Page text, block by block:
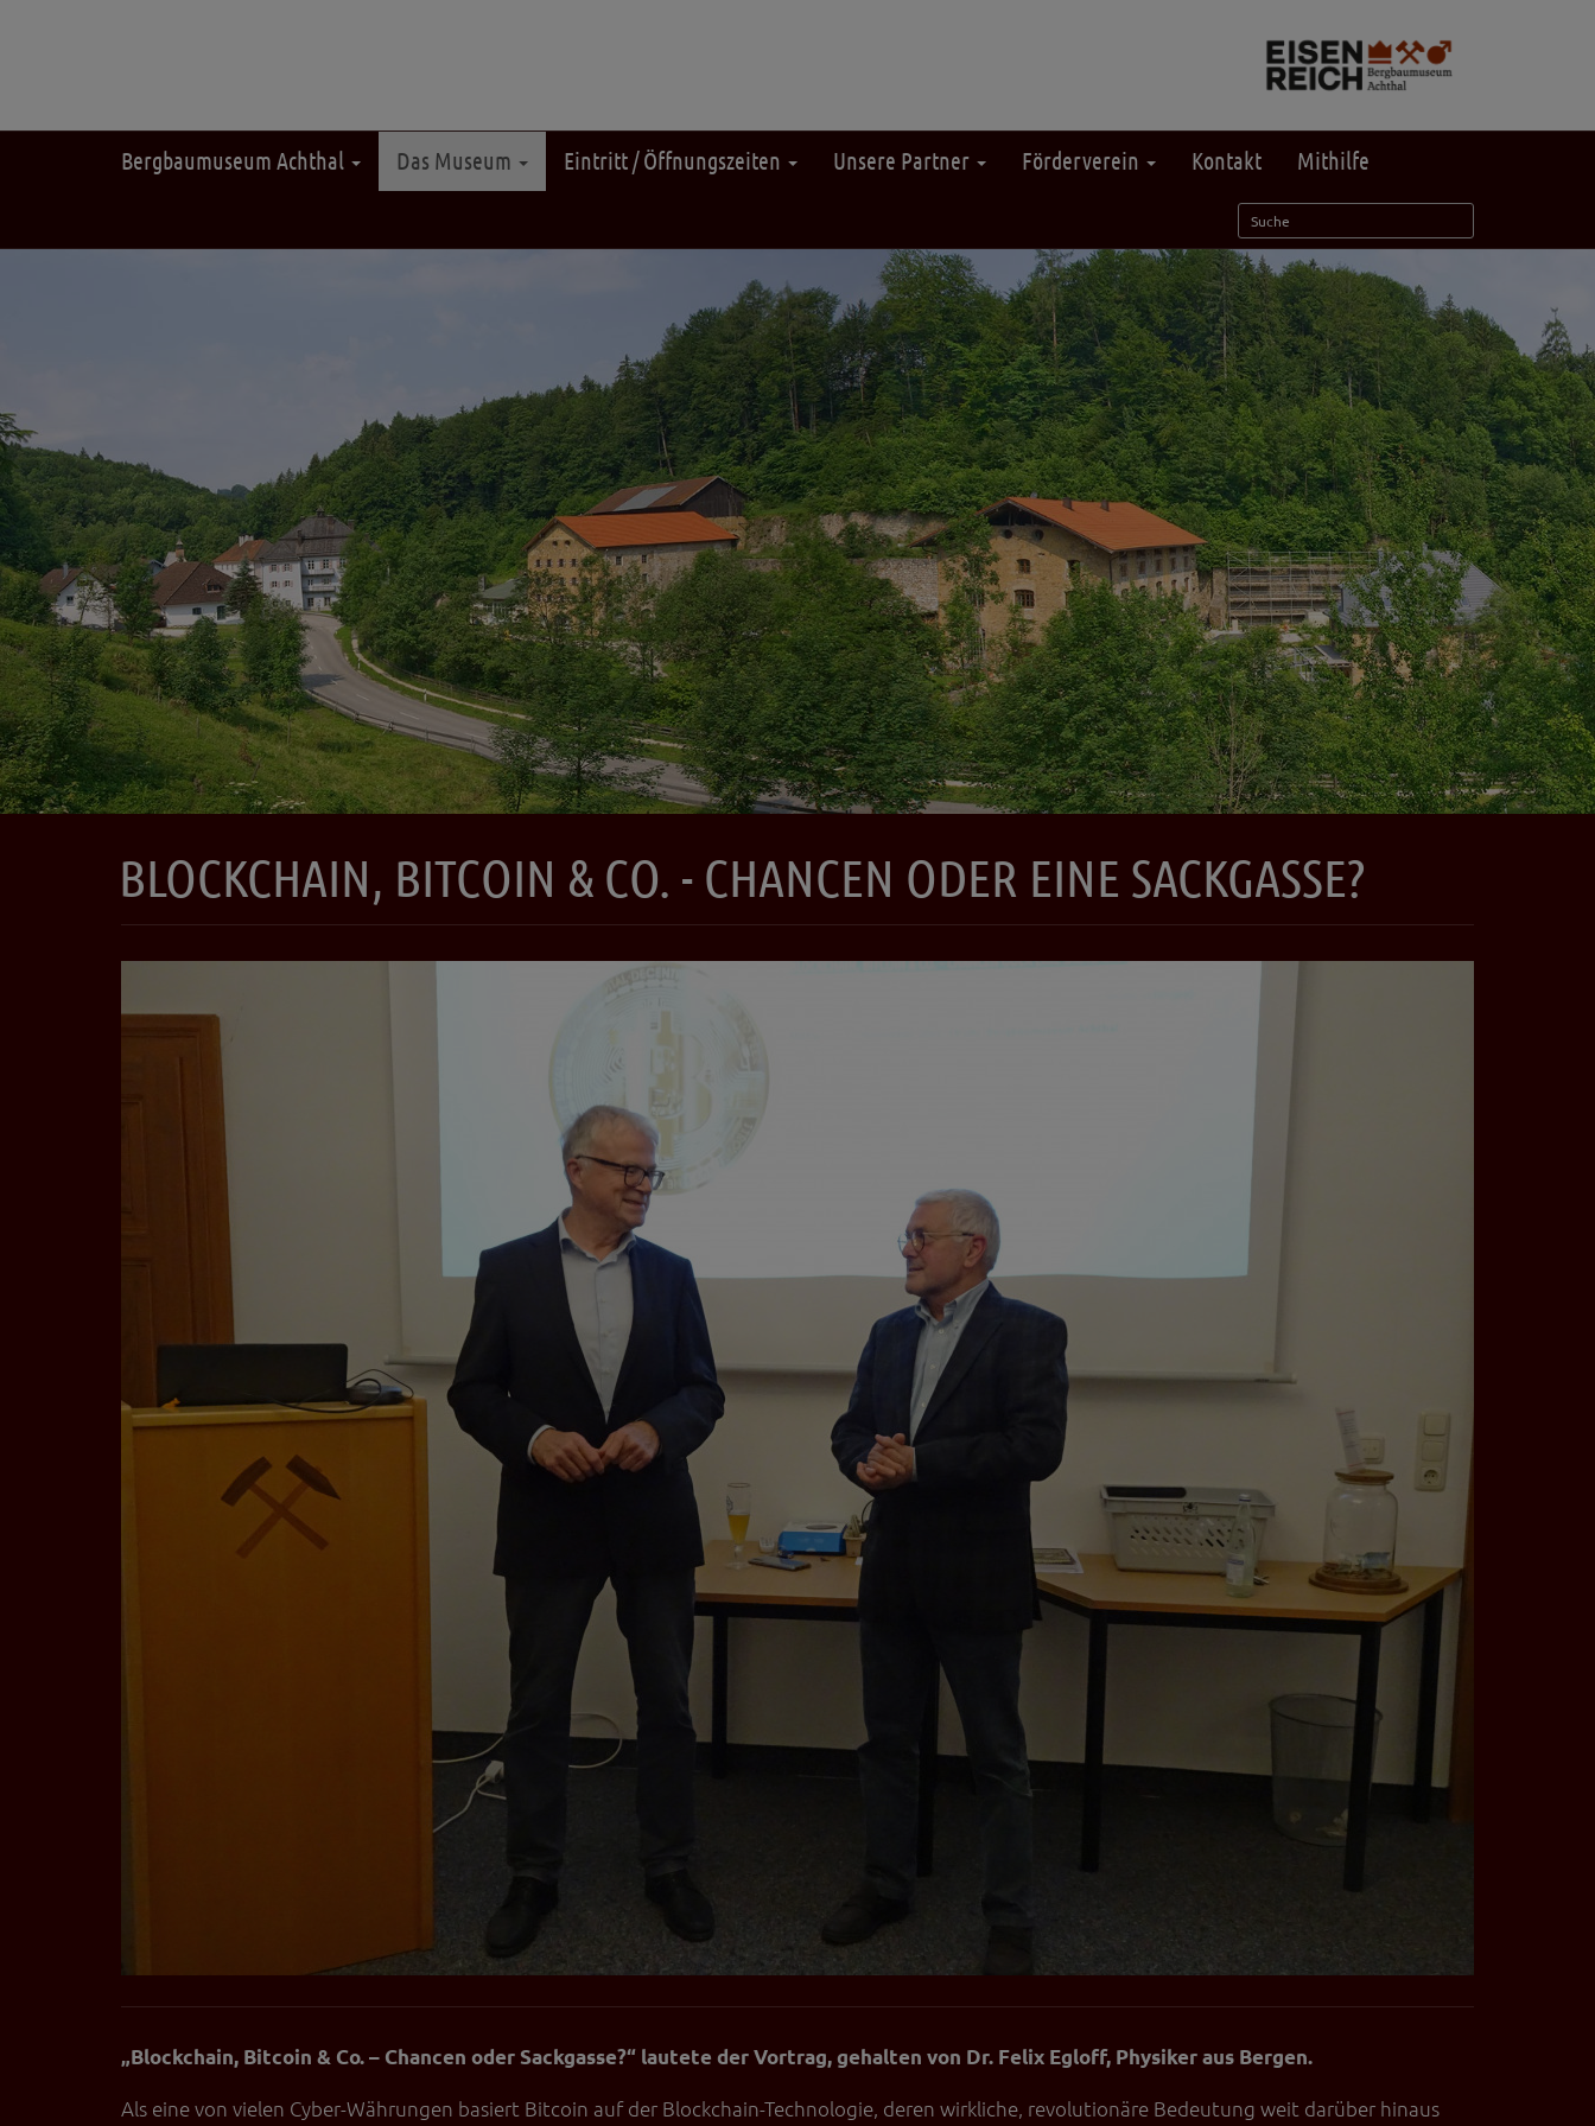
Bergbaumuseum Achthal Das Museum Eintritt / Öffnungszeiten Unsere Partner Förderverein Kontakt Mithilfe
BLOCKCHAIN, BITCOIN & CO. - CHANCEN ODER EINE SACKGASSE?
„Blockchain, Bitcoin & Co. – Chancen oder Sackgasse?“ lautete der Vortrag, gehalten von Dr. Felix Egloff, Physiker aus Bergen.
Als eine von vielen Cyber-Währungen basiert Bitcoin auf der Blockchain-Technologie, deren wirkliche, revolutionäre Bedeutung weit darüber hinaus